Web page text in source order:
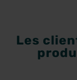
Les